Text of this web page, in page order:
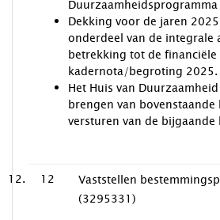
Dekking voor de jaren
onderdeel van de integrale
betrekking tot de
kadernota/begroting 2025.
Het Huis van
brengen van
versturen van de bijgaande
12
Vaststellen
(3295331)